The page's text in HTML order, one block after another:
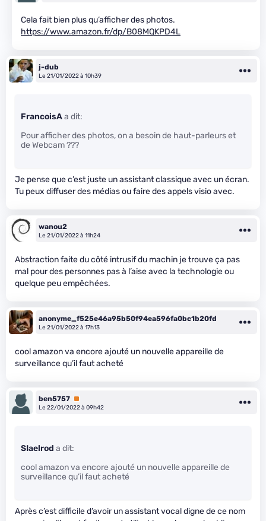
Cela fait bien plus qu’afficher des photos.
https://www.amazon.fr/dp/B08MQKPD4L
j-dub
Le 21/01/2022 à 10h39
FrancoisAa dit:
Pour afficher des photos, on a besoin de haut-parleurs et
de Webcam ???
Je pense que c’est juste un assistant classique avec un écran.
Tu peux diffuser des médias ou faire des appels visio avec.
wanou2
Le 21/01/2022 à 11h24
Abstraction faite du côté intrusif du machin je trouve ça pas
mal pour des personnes pas à l’aise avec la technologie ou
quelque peu empêchées.
anonyme_f525e46a95b50f94ea596fa0bc1b20fd
Le 21/01/2022 à 17h13
cool amazon va encore ajouté un nouvelle appareille de
surveillance qu’il faut acheté
ben5757 Premium
Le 22/01/2022 à 09h42
SIaelrod a dit:
cool amazon va encore ajouté un nouvelle appareille de
surveillance qu’il faut acheté
Après c’est difficile d’avoir un assistant vocal digne de ce nom